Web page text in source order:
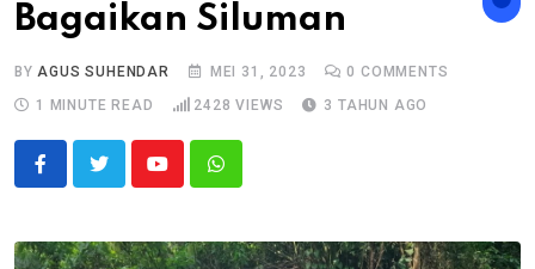
Bagaikan Siluman
BYAGUS SUHENDAR MEI 31, 2023 0 COMMENTS
1 MINUTE READ
2428 VIEWS 3 TAHUN AGO
YoutubeWhatsapp